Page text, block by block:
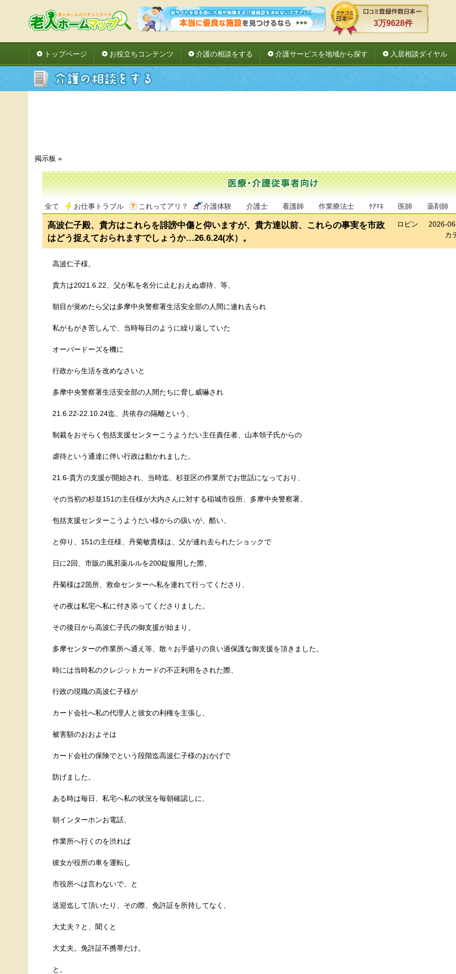
3万9628件
トップページ
お役立ちコンテンツ 介護の相談をする 介護サービスを地域から探す 入居相談ダイヤル
掲示板 »
全て お仕事トラブル これってアリ？ 介護体験 介護士 看護師 作業療法士 ｹｱﾏﾈ 医師 薬剤師
高波仁子殿、貴方はこれらを誹謗中傷と仰いますが、貴方達以前、これらの事実を市政
はどう捉えておられますでしょうか…26.6.24(水）。
ロビン
2026-
カ
高波仁子様。
貴方は2021.6.22、父が私を名分に止むおえぬ虐待、等、
朝目が覚めたら父は多摩中央警察署生活安全部の人間に連れ去られ
私がもがき苦しんで、当時毎日のように繰り返していた
オーバードーズを機に
行政から生活を改めなさいと
多摩中央警察署生活安全部の人間たちに脅し威嚇され
21.6.22-22.10.24迄、共依存の隔離という、
制裁をおそらく包括支援センターこうようだい主任責任者、山本領子氏からの
虐待という通達に伴い行政は動かれました。
21.6-貴方の支援が開始され、当時迄、杉並区の作業所でお世話になっており、
その当初の杉並151の主任様が大内さんに対する稲城市役所、多摩中央警察署、
包括支援センターこうようだい様からの扱いが、酷い、
と仰り、151の主任様、丹菊敏貴様は、父が連れ去られたショックで
日に2回、市販の風邪薬ルルを200錠服用した際、
丹菊様は2箇所、救命センターへ私を連れて行ってくださり、
その夜は私宅へ私に付き添ってくださりました。
その後日から高波仁子氏の御支援が始まり、
多摩センターの作業所へ通え等、散々お手盛りの良い過保護な御支援を頂きました。
時には当時私のクレジットカードの不正利用をされた際、
行政の現職の高波仁子様が
カード会社へ私の代理人と彼女の利権を主張し、
被害額のおおよそは
カード会社の保険でという段階迄高波仁子様のおかげで
防げました。
ある時は毎日、私宅へ私の状況を毎朝確認しに、
朝インターホンお電話、
作業所へ行くのを渋れば
彼女が役所の車を運転し
市役所へは言わないで、と
送迎迄して頂いたり、その際、免許証を所持してなく、
大丈夫？と、聞くと
大丈夫。免許証不携帯だけ。
と。